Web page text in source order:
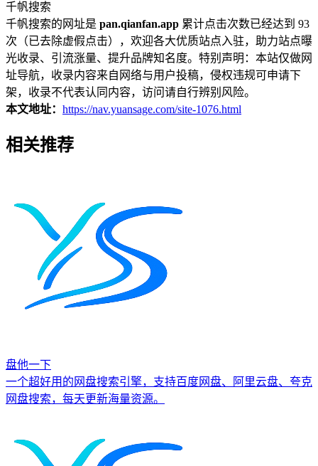
千帆搜索
千帆搜索的网址是 pan.qianfan.app 累计点击次数已经达到 93
次（已去除虚假点击），欢迎各大优质站点入驻，助力站点曝
光收录、引流涨量、提升品牌知名度。特别声明：本站仅做网
址导航，收录内容来自网络与用户投稿，侵权违规可申请下
架，收录不代表认同内容，访问请自行辨别风险。
本文地址： https://nav.yuansage.com/site-1076.html
相关推荐
盘他一下
一个超好用的网盘搜索引擎，支持百度网盘、阿里云盘、夸克
网盘搜索，每天更新海量资源。